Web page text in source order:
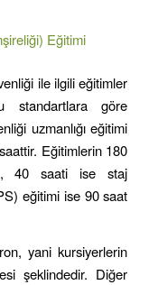
Eğitimi
ile ilgili eğitimler
standartlara göre
uzmanlığı eğitimi
Eğitimlerin 180
40 saati ise staj
eğitimi ise 90 saat
yani kursiyerlerin
şeklindedir. Diğer